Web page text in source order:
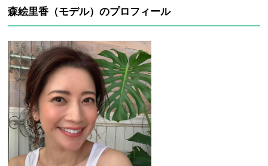
森絵里香（モデル）のプロフィール